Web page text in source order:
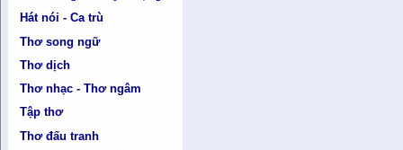
Hát nói - Ca trù
Thơ song ngữ
Thơ dịch
Thơ nhạc - Thơ ngâm
Tập thơ
Thơ đấu tranh